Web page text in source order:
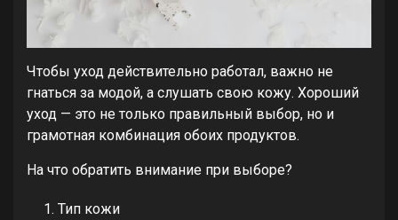
Чтобы уход действительно работал, важно не
гнаться за модой, а слушать свою кожу. Хороший
уход — это не только правильный выбор, но и
грамотная комбинация обоих продуктов.
На что обратить внимание при выборе?
Тип кожи